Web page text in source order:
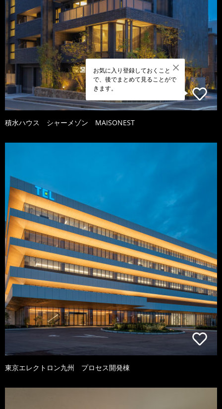
お気に入り登録しておくこと
で、後でまとめて見ることがで
きます。
積水ハウス シャーメゾン MAISONEST
東京エレクトロン九州 プロセス開発棟